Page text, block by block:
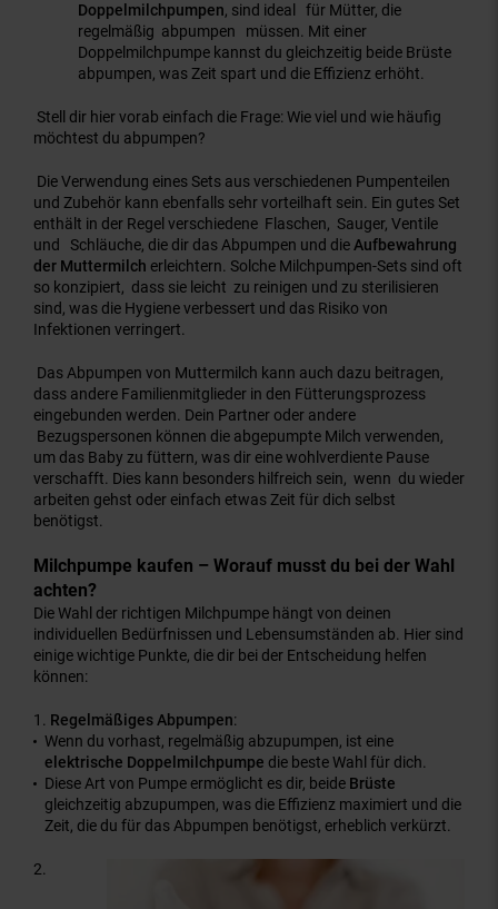
Doppelmilchpumpen, sind ideal für Mütter, die
regelmäßig abpumpen müssen. Mit einer
Doppelmilchpumpe kannst du gleichzeitig beide Brüste
abpumpen, was Zeit spart und die Effizienz erhöht.
Stell dir hier vorab einfach die Frage: Wie viel und wie häufig
möchtest du abpumpen?
Die Verwendung eines Sets aus verschiedenen Pumpenteilen
und Zubehör kann ebenfalls sehr vorteilhaft sein. Ein gutes Set
enthält in der Regel verschiedene Flaschen, Sauger, Ventile
und Schläuche, die dir das Abpumpen und dieAufbewahrung
der Muttermilch erleichtern. Solche Milchpumpen-Sets sind oft
so konzipiert, dass sie leicht zu reinigen und zu sterilisieren
sind, was die Hygiene verbessert und das Risiko von
Infektionen verringert.
Das Abpumpen von Muttermilch kann auch dazu beitragen,
dass andere Familienmitglieder in den Fütterungsprozess
eingebunden werden. Dein Partner oder andere
Bezugspersonen können die abgepumpte Milch verwenden,
um das Baby zu füttern, was dir eine wohlverdiente Pause
verschafft. Dies kann besonders hilfreich sein, wenn du wieder
arbeiten gehst oder einfach etwas Zeit für dich selbst
benötigst.
Milchpumpe kaufen – Worauf musst du bei der Wahl
achten?
Die Wahl der richtigen Milchpumpe hängt von deinen
individuellen Bedürfnissen und Lebensumständen ab. Hier sind
einige wichtige Punkte, die dir bei der Entscheidung helfen
können:
Regelmäßiges Abpumpen:
Wenn du vorhast, regelmäßig abzupumpen, ist eine
elektrische Doppelmilchpumpe die beste Wahl für dich.
Diese Art von Pumpe ermöglicht es dir, beide Brüste
gleichzeitig abzupumpen, was die Effizienz maximiert und die
Zeit, die du für das Abpumpen benötigst, erheblich verkürzt.